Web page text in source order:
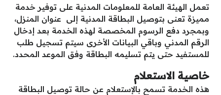
تعمل الهيئة العامة للمعلومات المدنية على توفير خدمة
مميزة تعنى بتوصيل البطاقة المدنية إلى عنوان المنزل،
وبمجرد دفع الرسوم المخصصة لهذه الخدمة بعد إدخال
الرقم المدني وباقي البيانات الأخرى سيتم تسجيل طلب
للمستفيد حتى يتم تسليمه البطاقة وفق الموعد المحدد.
خاصية الاستعلام
هذه الخدمة تسمح بالإستعلام عن حالة توصيل البطاقة